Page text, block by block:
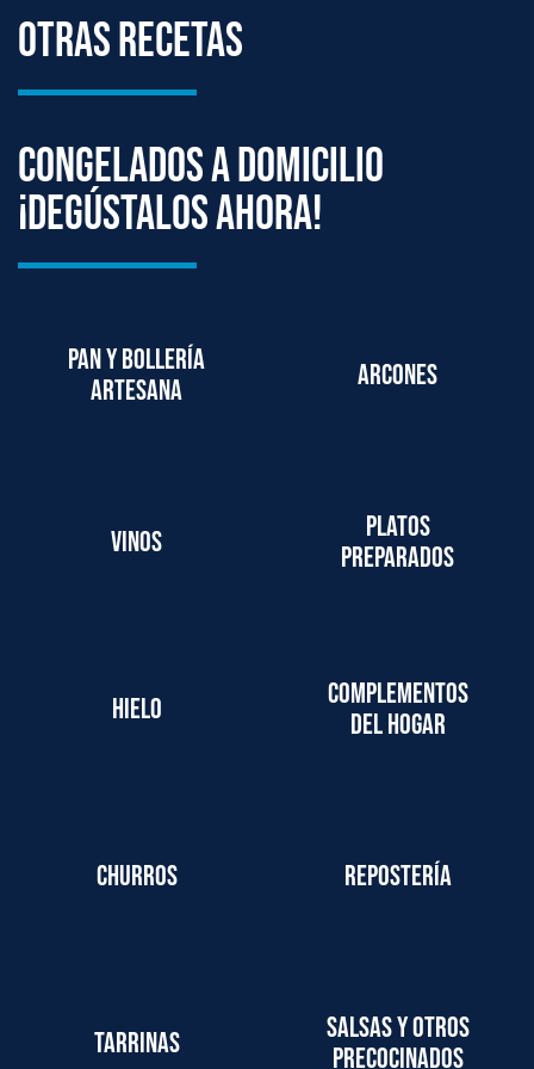
Otras Recetas
Congelados a domicilio
¡degústalos ahora!
Pan y bollería
artesana
Arcones
Vinos
Platos
preparados
Hielo
Complementos
del hogar
Churros Repostería
Tarrinas
Salsas y otros
precocinados